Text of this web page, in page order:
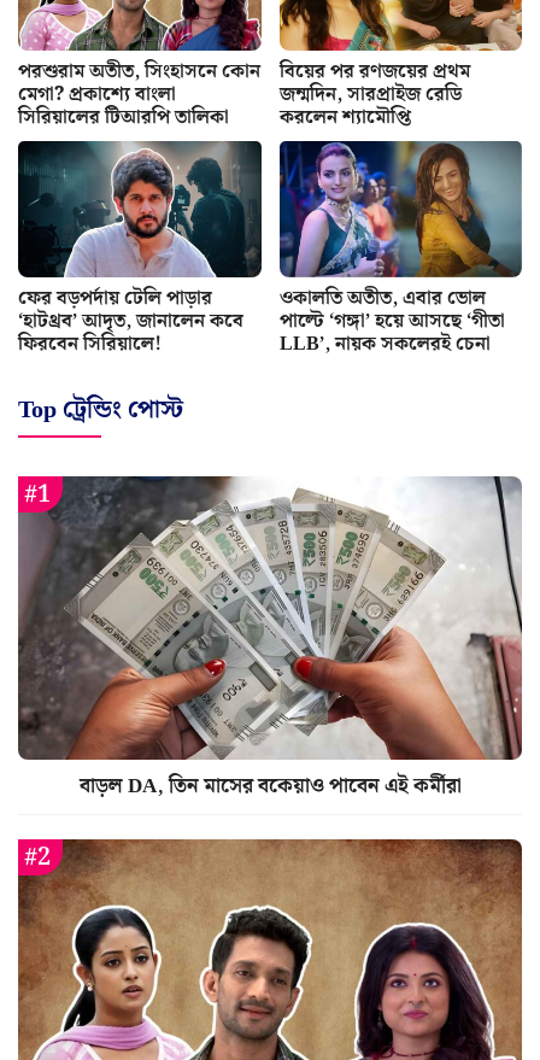
পরশুরাম অতীত, সিংহাসনে কোন
মেগা? প্রকাশ্যে বাংলা
সিরিয়ালের টিআরপি তালিকা
বিয়ের পর রণজয়ের প্রথম
জন্মদিন, সারপ্রাইজ রেডি
করলেন শ্যামৌপ্তি
ফের বড়পর্দায় টেলি পাড়ার
‘হাটথ্রব’ আদৃত, জানালেন কবে
ফিরবেন সিরিয়ালে!
ওকালতি অতীত, এবার ভোল
পাল্টে ‘গঙ্গা’ হয়ে আসছে ‘গীতা
LLB’, নায়ক সকলেরই চেনা
Top ট্রেন্ডিং পোস্ট
বাড়ল DA, তিন মাসের বকেয়াও পাবেন এই কর্মীরা